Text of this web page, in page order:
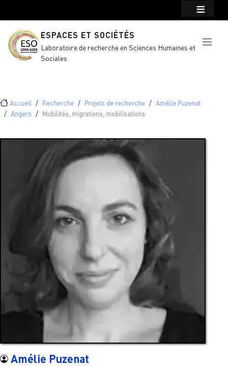
ESPACES ET SOCIÉTÉS
Laboratoire de recherche en Sciences Humaines et
Sociales
Fil d'Ariane
Accueil Recherche Projets de recherche
Amélie Puzenat
Angers
Mobilités, migrations, mobilisations
Amélie Puzenat